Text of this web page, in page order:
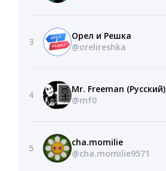
3
Орел и Решка
@orelireshka
4
Mr. Freeman (Русский)
@mf0
5
cha.momilie
@cha.momilie9571